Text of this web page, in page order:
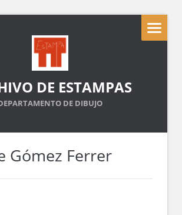
DE ESTAMPAS
DE DIBUJO
Gómez Ferrer